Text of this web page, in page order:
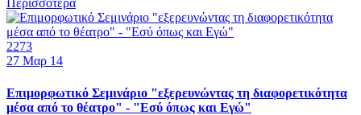
Περισσότερα
2273
27 Μαρ 14
Επιμορφωτικό Σεμινάριο "εξερευνώντας τη διαφορετικότητα
μέσα από το θέατρο" - "Εσύ όπως και Εγώ"